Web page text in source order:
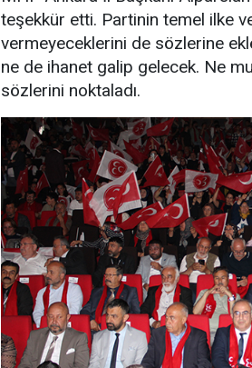
teşekkür etti. Partinin temel ilke
vermeyeceklerini de sözlerine
ne de ihanet galip gelecek. Ne
sözlerini noktaladı.